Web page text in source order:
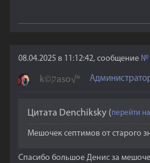
08.04.2025 в 11:12:42, сообщение №
k©קaso√®
Цитата Denchiksky (
Мешочек септимов от старого
Спасибо большое Денис за